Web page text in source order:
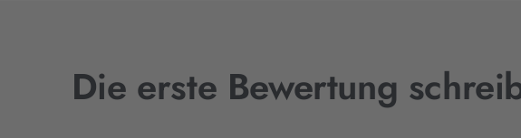
Die erste Bewertung